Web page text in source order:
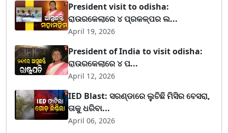
President visit to odisha:
ରାଉରକେଲାରେ ୪ ପ୍ରକଳ୍ପର ଲ...
April 19, 2026
President of India to visit odisha:
ରାଉରକେଲାରେ ୪ ପ...
April 12, 2026
IED Blast: ସରଣ୍ଡାରେ ଲୁଚିଛି ମିସିର ବେସରା,
ତାକୁ ଧରିବା...
April 06, 2026